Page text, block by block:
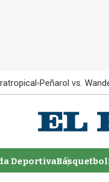
Peñarol vs.
DeportivaBásquetbol